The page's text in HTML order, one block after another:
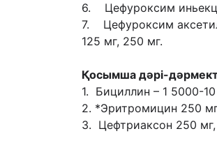
6. Цефуроксим
7. Цефуроксим аксетил
125 мг, 250 мг.
Қосымша дəрі-
1. Бициллин – 1 5000-10
2. *Эритромицин 250
3. Цефтриаксон 250 мг,